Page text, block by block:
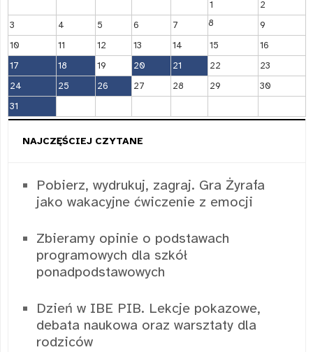
1
2
3
4 5 6 7 8
9
10
11 12 13 14 15
16
17
18 19 20 21 22
23
24
25 26 27 28 29
30
31
NAJCZĘŚCIEJ CZYTANE
Pobierz, wydrukuj, zagraj. Gra Żyrafa
jako wakacyjne ćwiczenie z emocji
Zbieramy opinie o podstawach
programowych dla szkół
ponadpodstawowych
Dzień w IBE PIB. Lekcje pokazowe,
debata naukowa oraz warsztaty dla
rodziców